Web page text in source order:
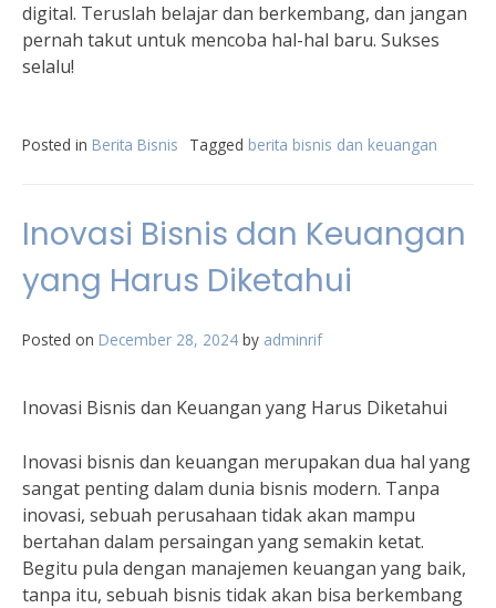
digital. Teruslah belajar dan berkembang, dan jangan
pernah takut untuk mencoba hal-hal baru. Sukses
selalu!
Posted in Berita Bisnis Tagged berita bisnis dan keuangan
Inovasi Bisnis dan Keuangan
yang Harus Diketahui
Posted on December 28, 2024 by adminrif
Inovasi Bisnis dan Keuangan yang Harus Diketahui
Inovasi bisnis dan keuangan merupakan dua hal yang
sangat penting dalam dunia bisnis modern. Tanpa
inovasi, sebuah perusahaan tidak akan mampu
bertahan dalam persaingan yang semakin ketat.
Begitu pula dengan manajemen keuangan yang baik,
tanpa itu, sebuah bisnis tidak akan bisa berkembang